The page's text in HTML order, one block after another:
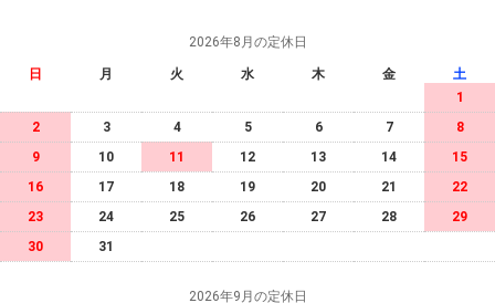
2026年8月の定休日
日 月 火 水 木 金
土
1
2
3 4 5 6 7
8
9
10 11 12 13 14
15
16
17 18 19 20 21
22
23
24 25 26 27 28
29
30
31
2026年9月の定休日